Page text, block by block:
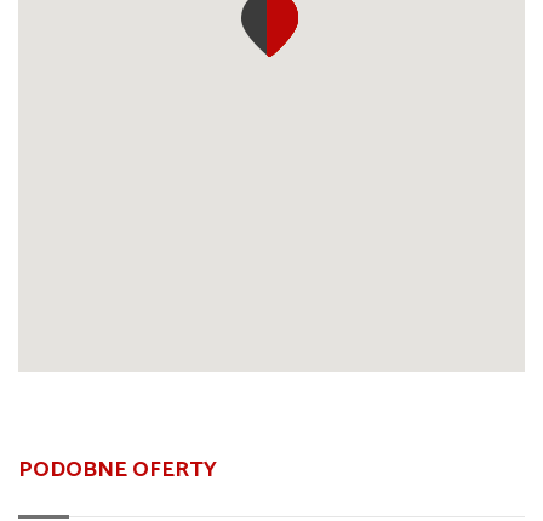
PODOBNE OFERTY